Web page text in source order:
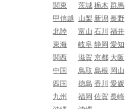
関東
茨城 栃木 群馬
甲信越
山梨 新潟 長野
北陸
富山 石川 福井
東海
岐阜 静岡 愛知
関西
滋賀 京都 大阪
中国
鳥取 島根 岡山
四国
徳島 香川 愛媛
九州
福岡 佐賀 長崎